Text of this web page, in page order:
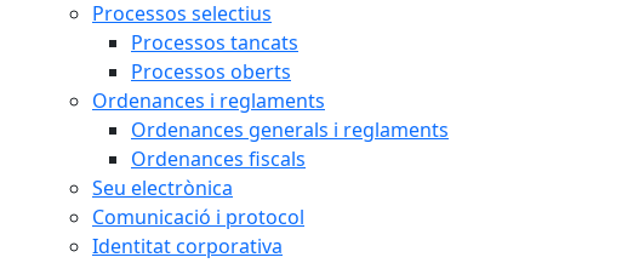
Processos selectius
Processos tancats
Processos oberts
Ordenances i reglaments
Ordenances generals i reglaments
Ordenances fiscals
Seu electrònica
Comunicació i protocol
Identitat corporativa